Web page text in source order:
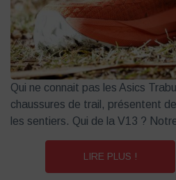
Qui ne connait pas les Asics
chaussures de trail, présentent
les sentiers. Qui de la V13 ?
LIRE PLUS !